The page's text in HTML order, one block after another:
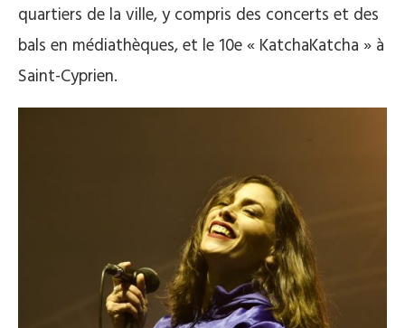
quartiers de la ville, y compris des concerts et des
bals en médiathèques, et le 10e « KatchaKatcha » à
Saint-Cyprien.